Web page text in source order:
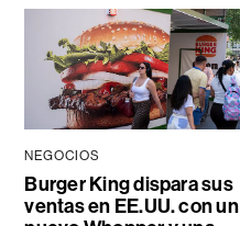
NEGOCIOS
Burger King dispara sus
ventas en EE.UU. con un